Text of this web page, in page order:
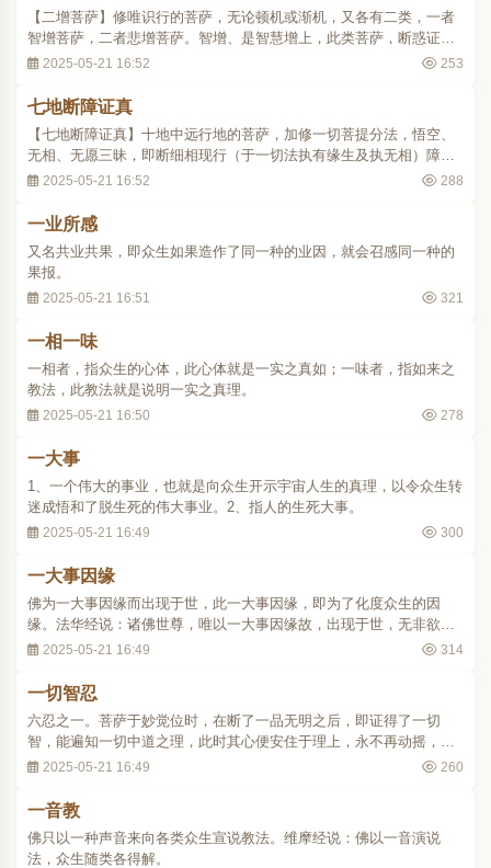
【二增菩萨】修唯识行的菩萨，无论顿机或渐机，又各有二类，一者
智增菩萨，二者悲增菩萨。智增、是智慧增上，此类菩萨，断惑证理
的自利行较多，而普化有情的利他行较少；悲增、是大悲增上，此类
益有情。..
2025-05-21 16:52 253
七地断障证真
【七地断障证真】十地中远行地的菩萨，加修一切菩提分法，悟空、
无相、无愿三昧，即断细相现行（于一切法执有缘生及执无相）障，
证法无别真如（了种种教法，同一真如，而无别相）。参阅‘十地’条。
2025-05-21 16:52 288
一业所感
又名共业共果，即众生如果造作了同一种的业因，就会召感同一种的
果报。
2025-05-21 16:51 321
一相一味
一相者，指众生的心体，此心体就是一实之真如；一味者，指如来之
教法，此教法就是说明一实之真理。
2025-05-21 16:50 278
一大事
1、一个伟大的事业，也就是向众生开示宇宙人生的真理，以令众生转
迷成悟和了脱生死的伟大事业。2、指人的生死大事。
2025-05-21 16:49 300
一大事因缘
佛为一大事因缘而出现于世，此一大事因缘，即为了化度众生的因
缘。法华经说：诸佛世尊，唯以一大事因缘故，出现于世，无非欲令
众生开示悟入佛之知见。
2025-05-21 16:49 314
一切智忍
六忍之一。菩萨于妙觉位时，在断了一品无明之后，即证得了一切
智，能遍知一切中道之理，此时其心便安住于理上，永不再动摇，叫
做一切智忍。忍就是把心安住于理上永不再动摇的意思。
2025-05-21 16:49 260
一音教
佛只以一种声音来向各类众生宣说教法。维摩经说：佛以一音演说
法，众生随类各得解。